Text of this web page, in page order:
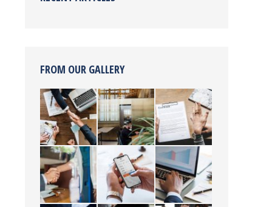
FROM OUR GALLERY